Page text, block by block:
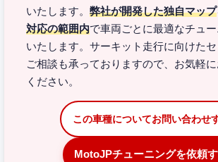
いたします。 弊社が開発した独自マップ
対応の範囲内で車両ごとに最適なチュ
いたします。サーキット走行に向けた
ご相談も承っておりますので、お気軽
ください。
この車種についてお問い合わせ
MotoJPチューニングを依頼